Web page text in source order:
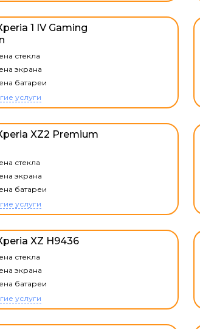
1 IV Gaming
стекла
экрана
батареи
услуги
XZ2 Premium
стекла
экрана
батареи
услуги
XZ H9436
стекла
экрана
батареи
услуги